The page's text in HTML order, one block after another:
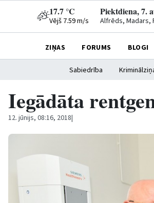
17.7 °C
Vējš 7.59 m/s
Piektdiena, 7.
Alfrēds, Madars,
ZIŅAS FORUMS BLOGI
Sabiedrība
Iegādāta
12. jūnijs, 08:16, 2018|